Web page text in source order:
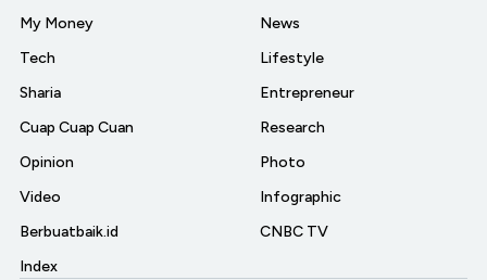
My Money
Tech
Sharia
Cuap Cuap Cuan
Opinion
Video
Berbuatbaik.id
Index
News
Lifestyle
Entrepreneur
Research
Photo
Infographic
CNBC TV